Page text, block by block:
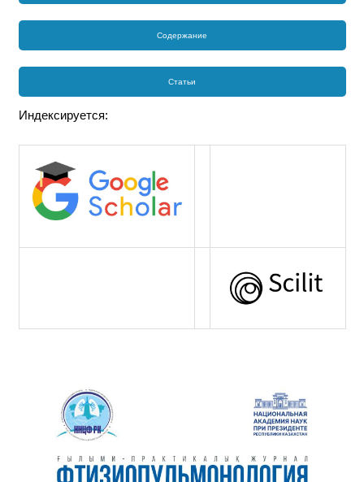
Содержание
Статьи
Индексируется: